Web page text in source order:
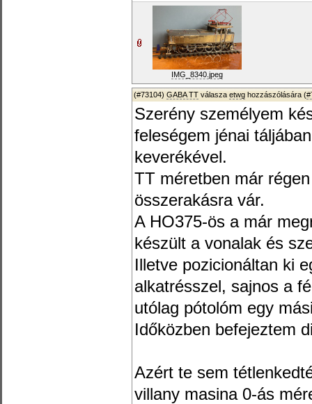
IMG_8340.jpeg
(#73104) GABA TT válasza etwg hozzászólására (
Szerény személyem
feleségem jénai
keverékével.
TT méretben már
összerakásra vár.
A HO375-ös a már
készült a vonalak és
Illetve pozicionáltan ki
alkatrésszel, sajnos a
utólag pótolóm egy
Időközben befejeztem
Azért te sem
villany masina 0-ás